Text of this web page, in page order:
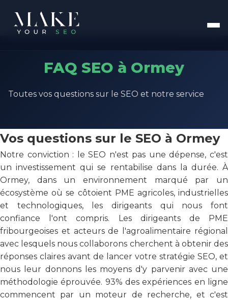
FAQ SEO à Ormey
Toutes vos questions sur le SEO et notre service
Vos questions sur le SEO à Ormey
Notre conviction : le SEO n'est pas une dépense, c'est
un investissement qui se rentabilise dans la durée. À
Ormey, dans un environnement marqué par un
écosystème où se côtoient PME agricoles, industrielles
et technologiques, les dirigeants qui nous font
confiance l'ont compris. Les dirigeants de PME
fribourgeoises et acteurs de l'agroalimentaire régional
avec lesquels nous collaborons cherchent à obtenir des
réponses claires avant de lancer votre stratégie SEO, et
nous leur donnons les moyens d'y parvenir avec une
méthodologie éprouvée. 93% des expériences en ligne
commencent par un moteur de recherche, et c'est